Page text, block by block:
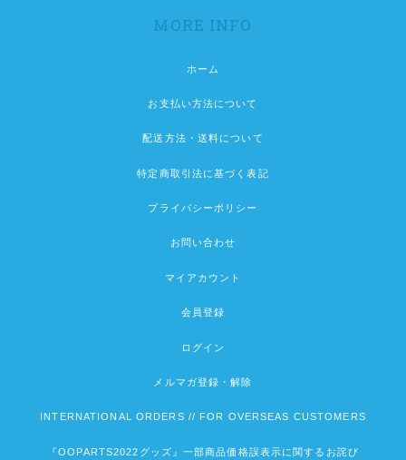
MORE INFO
ホーム
お支払い方法について
配送方法・送料について
特定商取引法に基づく表記
プライバシーポリシー
お問い合わせ
マイアカウント
会員登録
ログイン
メルマガ登録・解除
INTERNATIONAL ORDERS // FOR OVERSEAS CUSTOMERS
『OOPARTS2022グッズ』一部商品価格誤表示に関するお詫び